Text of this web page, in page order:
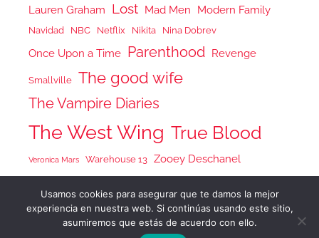
Lauren Graham Lost Mad Men Modern Family
Navidad NBC Netflix Nikita Nina Dobrev
Once Upon a Time Parenthood Revenge
Smallville The good wife
The Vampire Diaries
The West Wing True Blood
Veronica Mars Warehouse 13 Zooey Deschanel
Usamos cookies para asegurar que te damos la mejor
experiencia en nuestra web. Si continúas usando este sitio,
asumiremos que estás de acuerdo con ello.